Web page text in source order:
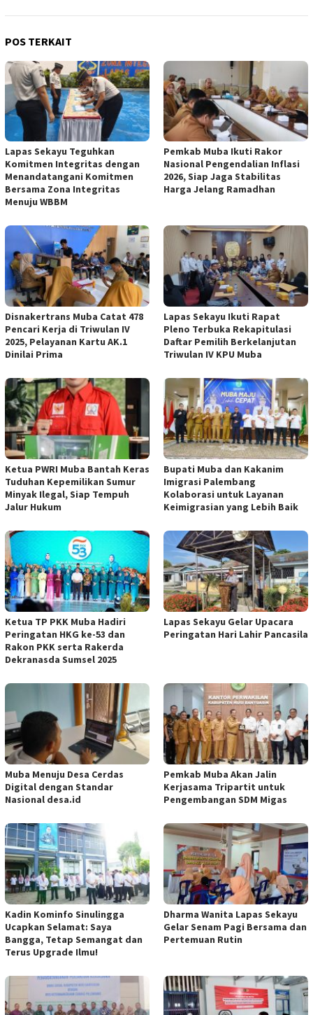
POS TERKAIT
Lapas Sekayu Teguhkan
Komitmen Integritas dengan
Menandatangani Komitmen
Bersama Zona Integritas
Menuju WBBM
Pemkab Muba Ikuti Rakor
Nasional Pengendalian Inflasi
2026, Siap Jaga Stabilitas
Harga Jelang Ramadhan
Disnakertrans Muba Catat 478
Pencari Kerja di Triwulan IV
2025, Pelayanan Kartu AK.1
Dinilai Prima
Lapas Sekayu Ikuti Rapat
Pleno Terbuka Rekapitulasi
Daftar Pemilih Berkelanjutan
Triwulan IV KPU Muba
Ketua PWRI Muba Bantah Keras
Tuduhan Kepemilikan Sumur
Minyak Ilegal, Siap Tempuh
Jalur Hukum
Bupati Muba dan Kakanim
Imigrasi Palembang
Kolaborasi untuk Layanan
Keimigrasian yang Lebih Baik
Ketua TP PKK Muba Hadiri
Peringatan HKG ke-53 dan
Rakon PKK serta Rakerda
Dekranasda Sumsel 2025
Lapas Sekayu Gelar Upacara
Peringatan Hari Lahir Pancasila
Muba Menuju Desa Cerdas
Digital dengan Standar
Nasional desa.id
Pemkab Muba Akan Jalin
Kerjasama Tripartit untuk
Pengembangan SDM Migas
Kadin Kominfo Sinulingga
Ucapkan Selamat: Saya
Bangga, Tetap Semangat dan
Terus Upgrade Ilmu!
Dharma Wanita Lapas Sekayu
Gelar Senam Pagi Bersama dan
Pertemuan Rutin